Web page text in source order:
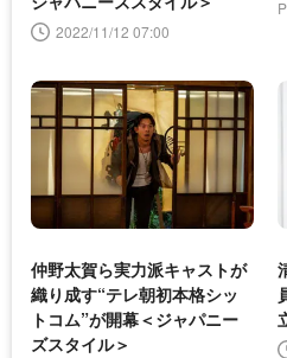
2022/11/12 07:00
仲野太賀ら実力派キャストが
織り成す“テレ朝初本格シッ
トコム”が開幕＜ジャパニー
ズスタイル＞